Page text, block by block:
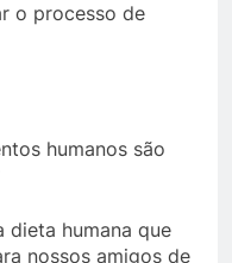
o processo de
humanos são
dieta humana que
nossos amigos de